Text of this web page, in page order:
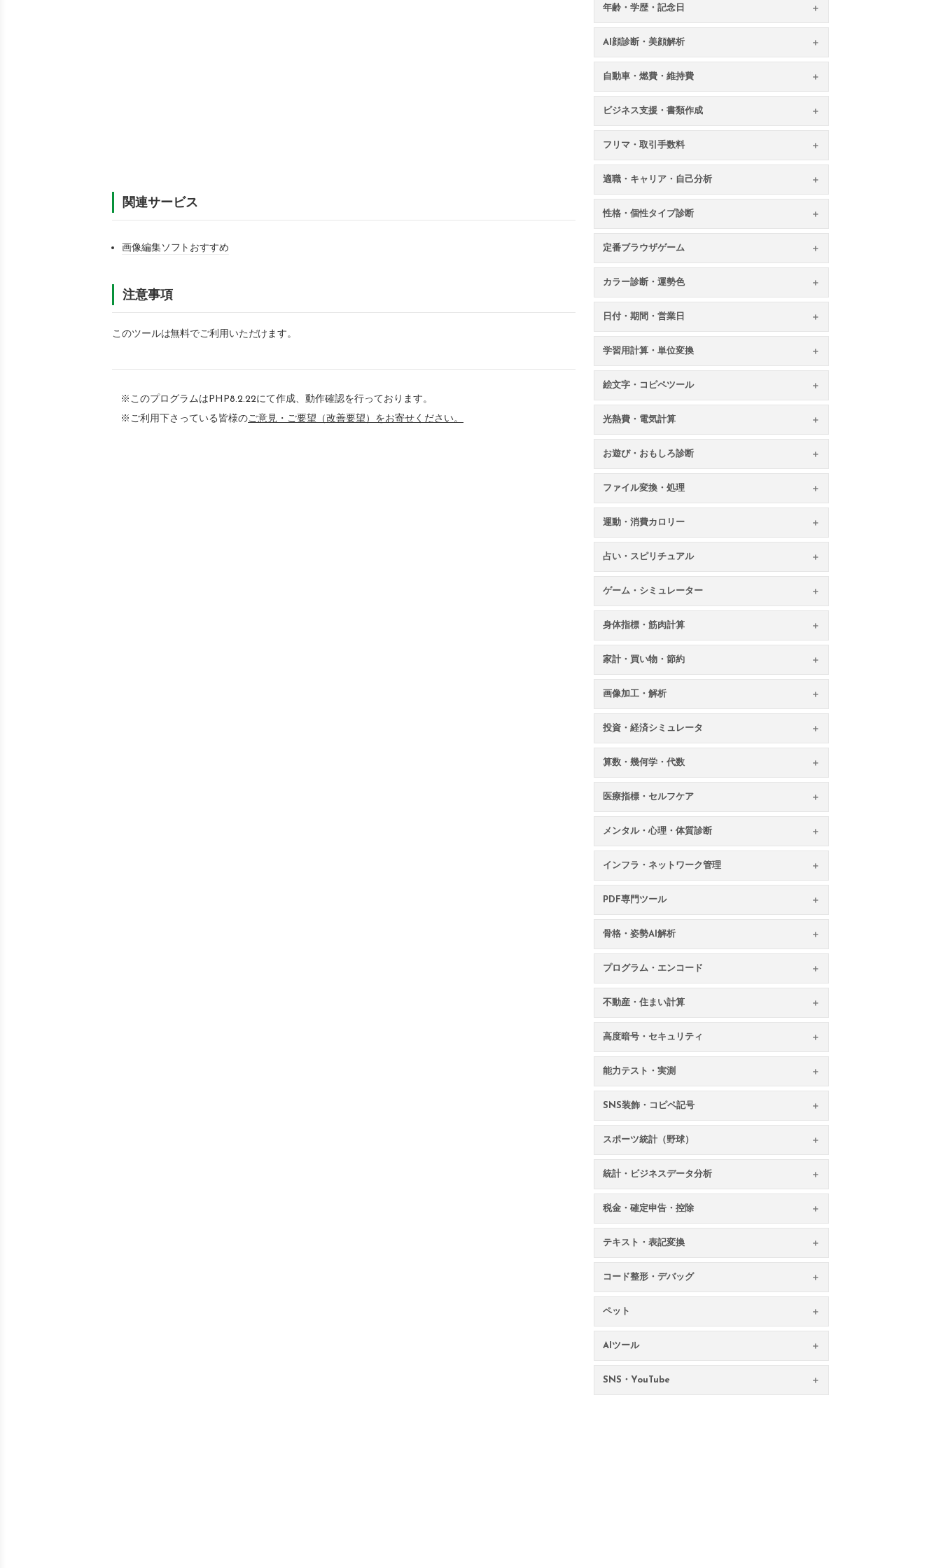
関連サービス
画像編集ソフトおすすめ
注意事項
このツールは無料でご利用いただけます。
※このプログラムはPHP8.2.22にて作成、動作確認を行っております。
※ご利用下さっている皆様のご意見・ご要望（改善要望）をお寄せください。
年齢・学歴・記念日
AI顔診断・美顔解析
自動車・燃費・維持費
ビジネス支援・書類作成
フリマ・取引手数料
適職・キャリア・自己分析
性格・個性タイプ診断
定番ブラウザゲーム
カラー診断・運勢色
日付・期間・営業日
学習用計算・単位変換
絵文字・コピペツール
光熱費・電気計算
お遊び・おもしろ診断
ファイル変換・処理
運動・消費カロリー
占い・スピリチュアル
ゲーム・シミュレーター
身体指標・筋肉計算
家計・買い物・節約
画像加工・解析
投資・経済シミュレータ
算数・幾何学・代数
医療指標・セルフケア
メンタル・心理・体質診断
インフラ・ネットワーク管理
PDF専門ツール
骨格・姿勢AI解析
プログラム・エンコード
不動産・住まい計算
高度暗号・セキュリティ
能力テスト・実測
SNS装飾・コピペ記号
スポーツ統計（野球）
統計・ビジネスデータ分析
税金・確定申告・控除
テキスト・表記変換
コード整形・デバッグ
ペット
AIツール
SNS・YouTube